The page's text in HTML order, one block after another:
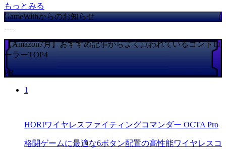
もっとみる
GameWithからのお知らせ
【Amazon7月】おすすめ記事からよく買われているコントロ
ーラーTOP4
PR
1
HORIワイヤレスファイティングコマンダー OCTA Pro
格闘ゲームに最適な6ボタン配置の高性能ワイヤレスコ